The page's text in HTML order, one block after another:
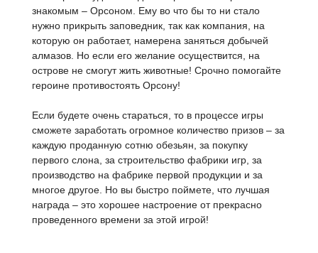
знакомым – Орсоном. Ему во что бы то ни стало
нужно прикрыть заповедник, так как компания, на
которую он работает, намерена заняться добычей
алмазов. Но если его желание осуществится, на
острове не смогут жить животные! Срочно помогайте
героине противостоять Орсону!
Если будете очень стараться, то в процессе игры
сможете заработать огромное количество призов – за
каждую проданную сотню обезьян, за покупку
первого слона, за строительство фабрики игр, за
производство на фабрике первой продукции и за
многое другое. Но вы быстро поймете, что лучшая
награда – это хорошее настроение от прекрасно
проведенного времени за этой игрой!